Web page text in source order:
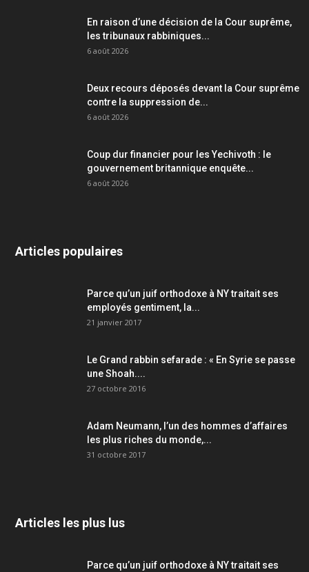
En raison d’une décision de la Cour suprême,
les tribunaux rabbiniques...
6 août 2026
Deux recours déposés devant la Cour suprême
contre la suppression de...
6 août 2026
Coup dur financier pour les Yechivoth : le
gouvernement britannique enquête...
6 août 2026
Articles populaires
Parce qu’un juif orthodoxe à NY traitait ses
employés gentiment, la...
21 janvier 2017
Le Grand rabbin sefarade : « En Syrie se passe
une Shoah....
27 octobre 2016
Adam Neumann, l’un des hommes d’affaires
les plus riches du monde,...
31 octobre 2017
Articles les plus lus
Parce qu’un juif orthodoxe à NY traitait ses